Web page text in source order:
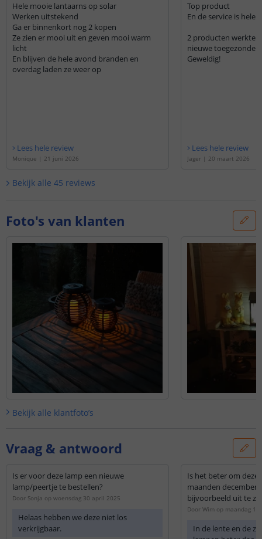
Hele mooie lantaarns op solar
Werken uitstekend
Ga er binnenkort nog 2 kopen
Ze zien er mooi uit en geven mooi warm
licht
En blijven de hele avond branden en
overdag laden ze weer op
Lees hele review
Monique | 21 juni 2026
Top product
En de service is
2 producten
Geweldig!
Lees hele review
Jager| 20 maart 2026
Bekijk alle 45 reviews
Foto's van klanten
Bekijk alle klantfoto’s
Vraag & antwoord
Is er voor deze lamp een nieuwe
lamp/peertje te bestellen?
Door Sonja op woensdag 30 april 2025
Helaas hebben we deze niet los
verkrijgbaar.
Is het beter om deze
maanden december
bijvoorbeeld uit te
Door Wim op maandag
In de lente en de